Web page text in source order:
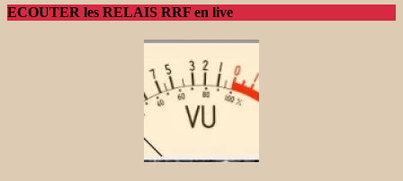
ECOUTER les RELAIS RRF en live